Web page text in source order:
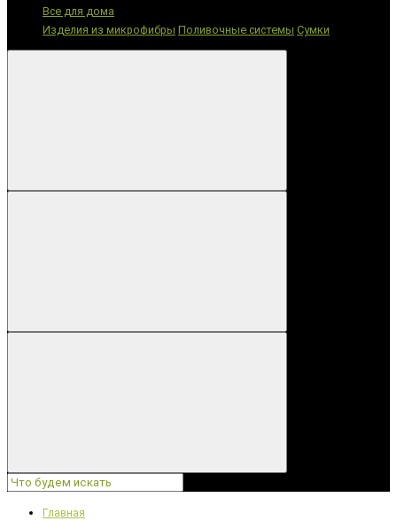
Все для дома
Изделия из микрофибры Поливочные системы Сумки
Главная